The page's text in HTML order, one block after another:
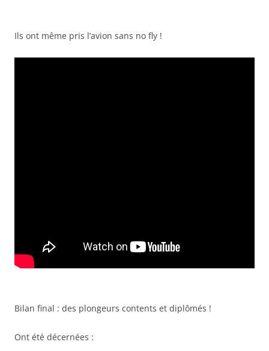
Ils ont même pris l’avion sans no fly !
Bilan final : des plongeurs contents et diplômés !
Ont été décernées :